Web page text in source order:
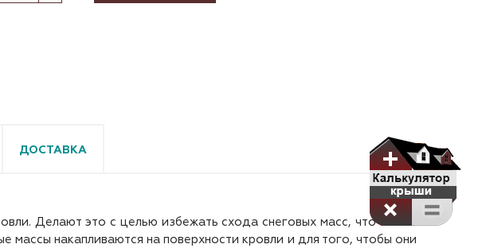
ДОСТАВКА
Делают это с целью избежать схода снеговых масс, что может
массы накапливаются на поверхности кровли и для того, чтобы они